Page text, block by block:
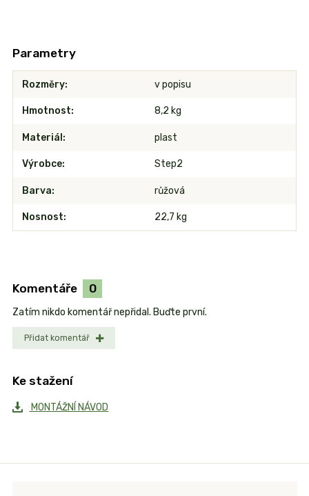
Parametry
Rozměry v popisu
Hmotnost 8,2 kg
Materiál plast
Výrobce Step2
Barva růžová
Nosnost 22,7 kg
Komentáře 0
Zatím nikdo komentář nepřidal. Buďte první.
Přidat komentář
Ke stažení
MONTÁŽNÍ NÁVOD